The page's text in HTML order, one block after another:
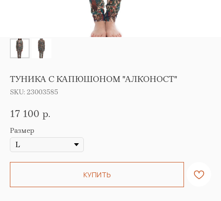
ТУНИКА С КАПЮШОНОМ "АЛКОНОСТ"
SKU: 23003585
17 100 р.
Размер
КУПИТЬ